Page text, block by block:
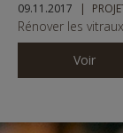
09.11.2017
Rénover les
Voir